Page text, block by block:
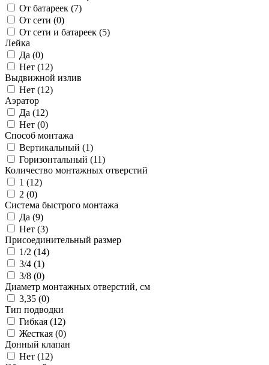
От батареек (7)
От сети (0)
От сети и батареек (5)
Лейка
Да (0)
Нет (12)
Выдвижной излив
Нет (12)
Аэратор
Да (12)
Нет (0)
Способ монтажа
Вертикальный (1)
Горизонтальный (11)
Количество монтажных отверстий
1 (12)
2 (0)
Система быстрого монтажа
Да (9)
Нет (3)
Присоединительный размер
1/2 (14)
3/4 (1)
3/8 (0)
Диаметр монтажных отверстий, см
3,35 (0)
Тип подводки
Гибкая (12)
Жесткая (0)
Донный клапан
Нет (12)